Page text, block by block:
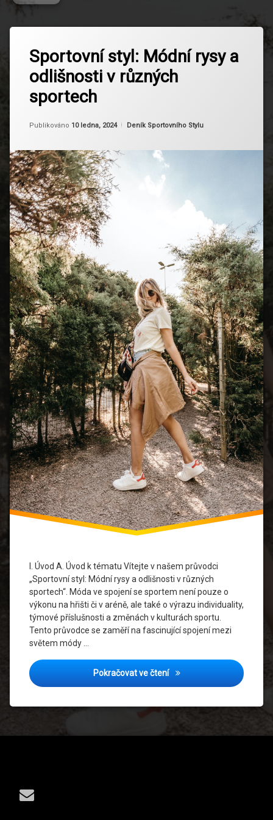
Sportovní styl: Módní rysy a
odlišnosti v různých
sportech
Publikováno 10 ledna, 2024
Aktualizováno 10 ledna, 2024
Od Ruby
Kategorie:
Deník Sportovního Stylu
I. Úvod A. Úvod k tématu Vítejte v našem průvodci
„Sportovní styl: Módní rysy a odlišnosti v různých
sportech“. Móda ve spojení se sportem není pouze o
výkonu na hřišti či v aréně, ale také o výrazu individuality,
týmové příslušnosti a změnách v kulturách sportu.
Tento průvodce se zaměří na fascinující spojení mezi
světem módy …
Pokračovat ve čteníSportovní styl: Módní rysy
Cyklistický
Styl
Ekologie
Sporty
Fanouškovská
Móda
Fitness
Móda
Golfová
Móda
Historie
Sportovní
Módy
Kulturní
Identity
Personalizace
Retro
Revival
Sportovní
Móda
Streetwear
Technologické
Inovace
Sportu
Udržitelná
Móda
komentář
na
Sportovní
styl:
Módní
rysy
odlišnosti
různých
sportech
E-mail